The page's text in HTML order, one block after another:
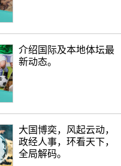
介绍国际及本地体坛最
新动态。
大国博奕，风起云动，
政经人事，环看天下，
全局解码。